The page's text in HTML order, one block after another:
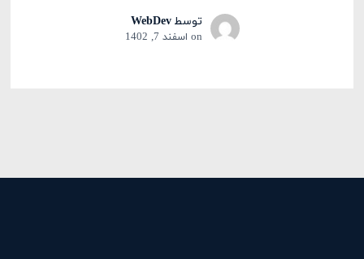
توسطWebDev
on اسفند 7, 1402